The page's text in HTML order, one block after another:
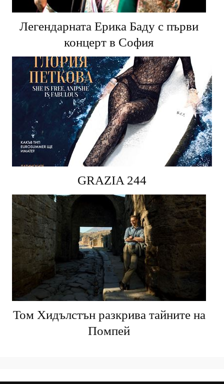
Легендарната Ерика Баду с първи
концерт в София
GRAZIA 244
Том Хидълстън разкрива тайните на
Помпей